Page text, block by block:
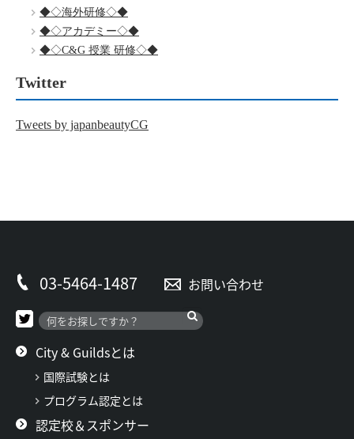
◆◇海外研修◇◆
◆◇アカデミー◇◆
◆◇C&G 授業 研修◇◆
Twitter
Tweets by japanbeautyCG
03-5464-1487 お問い合わせ
City & Guildsとは
国際試験とは
プログラム認定とは
認定校＆スポンサー